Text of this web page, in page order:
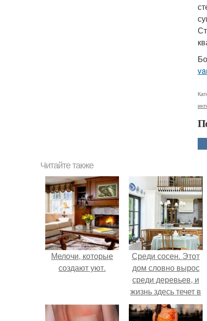
Читайте также
Мелочи, которые
создают уют.
Среди сосен. Этот
дом словно вырос
среди деревьев, и
жизнь здесь течет в
собственном ритме
- спокойно, без